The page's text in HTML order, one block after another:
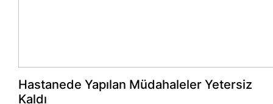
Hastanede Yapılan Müdahaleler Yetersiz
Kaldı